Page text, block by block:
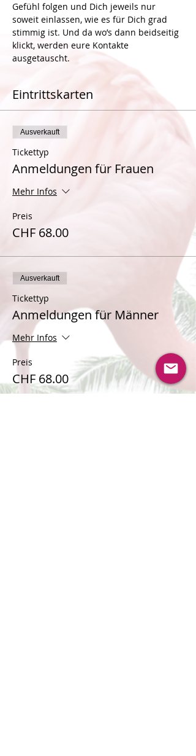
Gefühl folgen und Dich jeweils nur
soweit einlassen, wie es für Dich grad
stimmig ist. Und da wo’s dann beidseitig
klickt, werden eure Kontakte
Eintrittskarten
Ausverkauft
Tickettyp
Anmeldungen für Frauen
Mehr Infos
Preis
CHF 68.00
Ausverkauft
Tickettyp
Anmeldungen für Männer
Mehr Infos
Preis
CHF 68.00